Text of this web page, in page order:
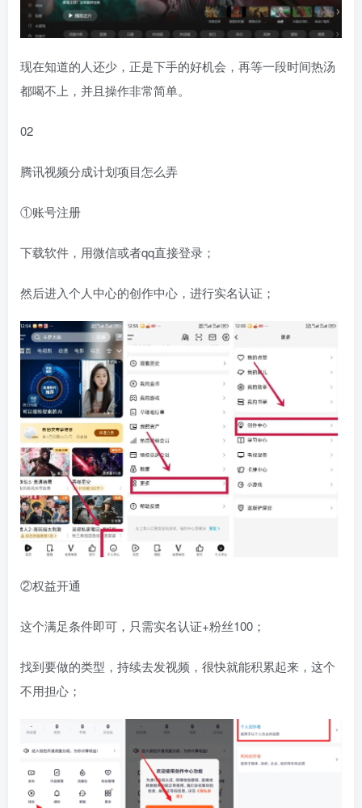
现在知道的人还少，正是下手的好机会，再等一段时间热汤
都喝不上，并且操作非常简单。
02
腾讯视频分成计划项目怎么弄
①账号注册
下载软件，用微信或者qq直接登录；
然后进入个人中心的创作中心，进行实名认证；
②权益开通
这个满足条件即可，只需实名认证+粉丝100；
找到要做的类型，持续去发视频，很快就能积累起来，这个
不用担心；